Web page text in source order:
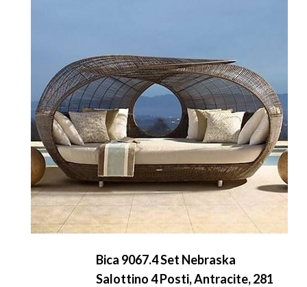
Bica 9067.4 Set Nebraska
Salottino 4 Posti, Antracite, 281